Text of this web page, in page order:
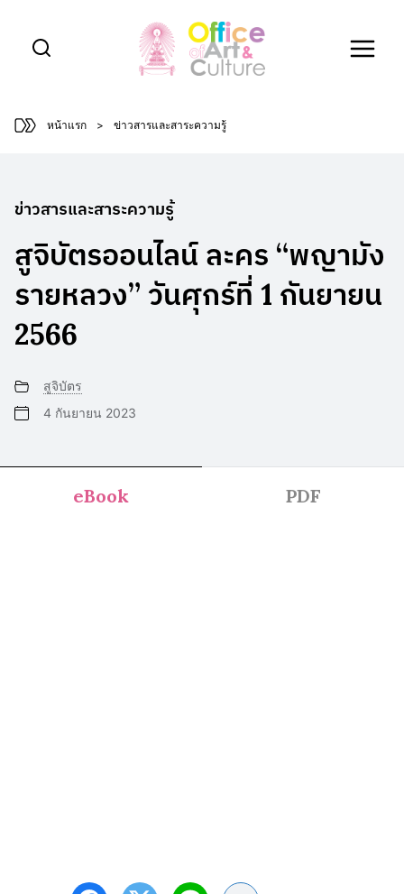
content
หน้าแรก > ข่าวสารและสาระความรู้
ข่าวสารและสาระความรู้
สูจิบัตรออนไลน์ ละคร “พญามัง
รายหลวง” วันศุกร์ที่ 1 กันยายน
2566
สูจิบัตร
4 กันยายน 2023
eBook PDF